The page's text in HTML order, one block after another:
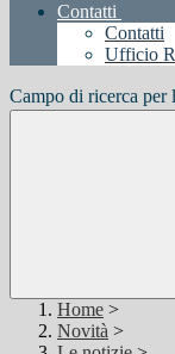
Contatti
Contatti
Ufficio
Campo di ricerca per
Home >
Novità >